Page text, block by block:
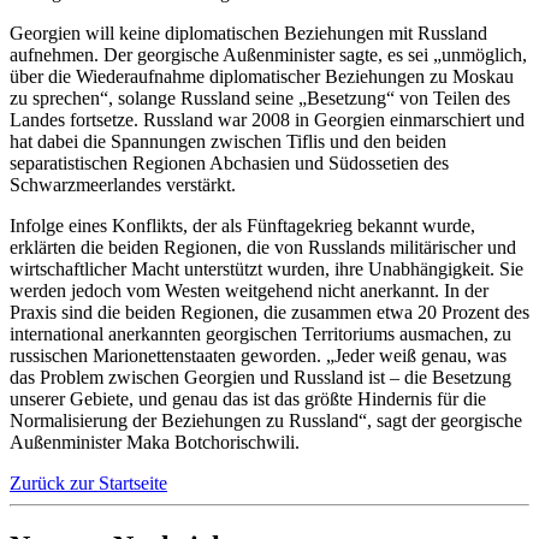
Georgien will keine diplomatischen Beziehungen mit Russland
aufnehmen. Der georgische Außenminister sagte, es sei „unmöglich,
über die Wiederaufnahme diplomatischer Beziehungen zu Moskau
zu sprechen“, solange Russland seine „Besetzung“ von Teilen des
Landes fortsetze. Russland war 2008 in Georgien einmarschiert und
hat dabei die Spannungen zwischen Tiflis und den beiden
separatistischen Regionen Abchasien und Südossetien des
Schwarzmeerlandes verstärkt.
Infolge eines Konflikts, der als Fünftagekrieg bekannt wurde,
erklärten die beiden Regionen, die von Russlands militärischer und
wirtschaftlicher Macht unterstützt wurden, ihre Unabhängigkeit. Sie
werden jedoch vom Westen weitgehend nicht anerkannt. In der
Praxis sind die beiden Regionen, die zusammen etwa 20 Prozent des
international anerkannten georgischen Territoriums ausmachen, zu
russischen Marionettenstaaten geworden. „Jeder weiß genau, was
das Problem zwischen Georgien und Russland ist – die Besetzung
unserer Gebiete, und genau das ist das größte Hindernis für die
Normalisierung der Beziehungen zu Russland“, sagt der georgische
Außenminister Maka Botchorischwili.
Zurück zur Startseite